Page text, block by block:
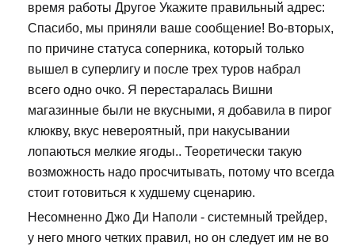
время работы Другое Укажите правильный адрес:
Спасибо, мы приняли ваше сообщение! Во-вторых,
по причине статуса соперника, который только
вышел в суперлигу и после трех туров набрал
всего одно очко. Я перестаралась Вишни
магазинные были не вкусными, я добавила в пирог
клюкву, вкус невероятный, при накусывании
лопаються мелкие ягоды.. Теоретически такую
возможность надо просчитывать, потому что всегда
стоит готовиться к худшему сценарию.
Несомненно Джо Ди Наполи - системный трейдер,
у него много четких правил, но он следует им не во